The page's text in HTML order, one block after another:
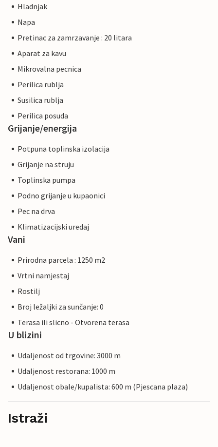
Hladnjak
Napa
Pretinac za zamrzavanje : 20 litara
Aparat za kavu
Mikrovalna pecnica
Perilica rublja
Susilica rublja
Perilica posuda
Grijanje/energija
Potpuna toplinska izolacija
Grijanje na struju
Toplinska pumpa
Podno grijanje u kupaonici
Pec na drva
Klimatizacijski uredaj
Vani
Prirodna parcela : 1250 m2
Vrtni namjestaj
Rostilj
Broj ležaljki za sunčanje: 0
Terasa ili slicno - Otvorena terasa
U blizini
Udaljenost od trgovine: 3000 m
Udaljenost restorana: 1000 m
Udaljenost obale/kupalista: 600 m (Pjescana plaza)
Istraži